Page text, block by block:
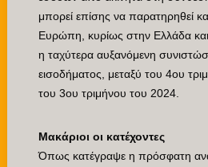
μπορεί επίσης να παρατηρηθεί
Ευρώπη, κυρίως στην Ελλάδα
η ταχύτερα αυξανόμενη
εισοδήματος, μεταξύ του 4ου
του 3ου τριμήνου του 2024.
Μακάριοι οι κατέχοντες
Όπως κατέγραψε η πρόσφατη